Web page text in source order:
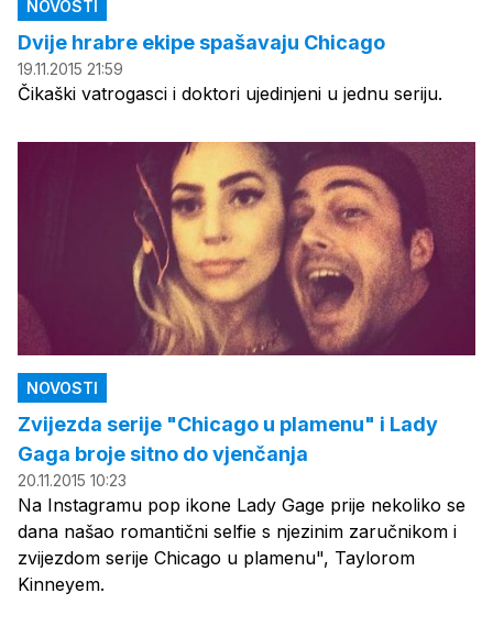
NOVOSTI
Dvije hrabre ekipe spašavaju Chicago
19.11.2015 21:59
Čikaški vatrogasci i doktori ujedinjeni u jednu seriju.
NOVOSTI
Zvijezda serije "Chicago u plamenu" i Lady
Gaga broje sitno do vjenčanja
20.11.2015 10:23
Na Instagramu pop ikone Lady Gage prije nekoliko se
dana našao romantični selfie s njezinim zaručnikom i
zvijezdom serije Chicago u plamenu", Taylorom
Kinneyem.